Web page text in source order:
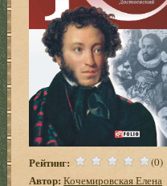
Рейтинг: (0)
Автор: Кочемировская Елена